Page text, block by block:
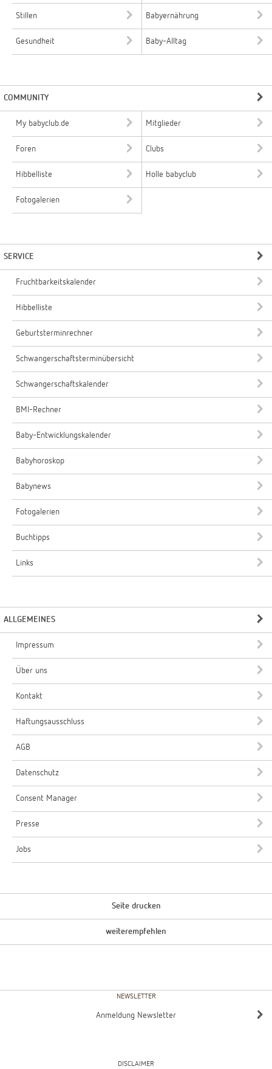
Stillen Babyernährung
Gesundheit Baby-Alltag
COMMUNITY
My babyclub.de Mitglieder
Foren Clubs
Hibbelliste Holle babyclub
Fotogalerien
SERVICE
Fruchtbarkeitskalender
Hibbelliste
Geburtsterminrechner
Schwangerschaftsterminübersicht
Schwangerschaftskalender
BMI-Rechner
Baby-Entwicklungskalender
Babyhoroskop
Babynews
Fotogalerien
Buchtipps
Links
ALLGEMEINES
Impressum
Über uns
Kontakt
Haftungsausschluss
AGB
Datenschutz
Consent Manager
Presse
Jobs
Seite drucken
weiterempfehlen
NEWSLETTER
Anmeldung Newsletter
DISCLAIMER